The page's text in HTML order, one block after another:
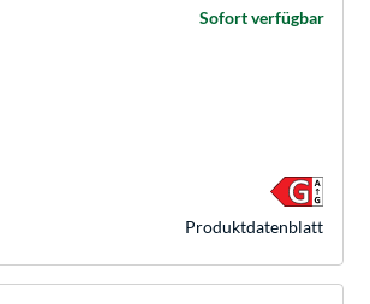
Sofort verfügbar
Produkt­datenblatt